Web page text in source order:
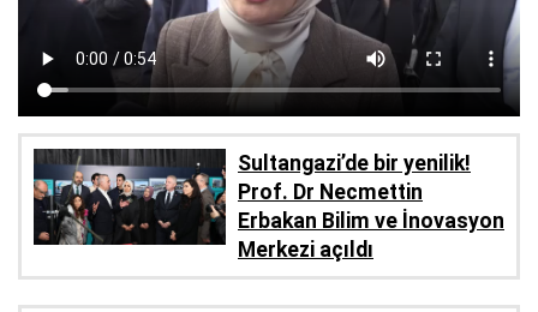
Sultangazi’de bir yenilik!
Prof. Dr Necmettin
Erbakan Bilim ve İnovasyon
Merkezi açıldı